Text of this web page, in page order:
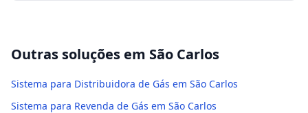
Outras soluções em São Carlos
Sistema para Distribuidora de Gás em São Carlos
Sistema para Revenda de Gás em São Carlos